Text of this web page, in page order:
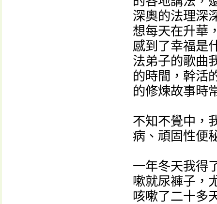
深奧的法理深
想每天在升華
感到了幸福是
法弟子的歌曲
的時間，幹活
的修煉故事時
不知不覺中，
病、頑固性便
一年冬天我得
嗽就尿褲子，
咳嗽了二十多